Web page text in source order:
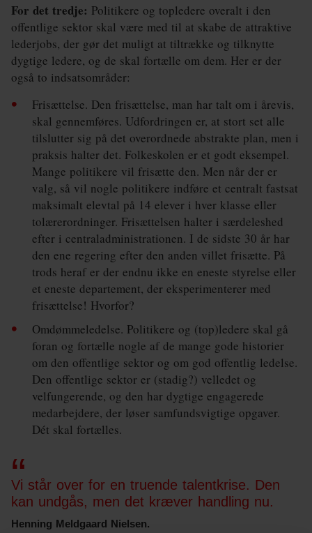
For det tredje: Politikere og topledere overalt i den
offentlige sektor skal være med til at skabe de attraktive
lederjobs, der gør det muligt at tiltrække og tilknytte
dygtige ledere, og de skal fortælle om dem. Her er der
også to indsatsområder:
Frisættelse. Den frisættelse, man har talt om i årevis,
skal gennemføres. Udfordringen er, at stort set alle
tilslutter sig på det overordnede abstrakte plan, men i
praksis halter det. Folkeskolen er et godt eksempel.
Mange politikere vil frisætte den. Men når der er
valg, så vil nogle politikere indføre et centralt fastsat
maksimalt elevtal på 14 elever i hver klasse eller
tolærerordninger. Frisættelsen halter i særdeleshed
efter i centraladministrationen. I de sidste 30 år har
den ene regering efter den anden villet frisætte. På
trods heraf er der endnu ikke en eneste styrelse eller
et eneste departement, der eksperimenterer med
frisættelse! Hvorfor?
Omdømmeledelse. Politikere og (top)ledere skal gå
foran og fortælle nogle af de mange gode historier
om den offentlige sektor og om god offentlig ledelse.
Den offentlige sektor er (stadig?) velledet og
velfungerende, og den har dygtige engagerede
medarbejdere, der løser samfunds­vigtige opgaver.
Dét skal fortælles.
Vi står over for en truende talentkrise. Den
kan undgås, men det kræver handling nu.
Henning Meldgaard Nielsen.